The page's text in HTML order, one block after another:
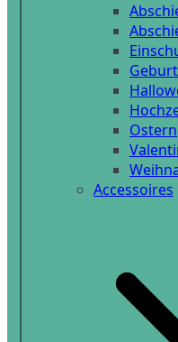
Ostern
Accessoires